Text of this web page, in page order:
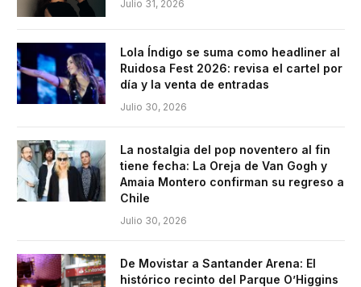
Julio 31, 2026
Lola Índigo se suma como headliner al
Ruidosa Fest 2026: revisa el cartel por
día y la venta de entradas
Julio 30, 2026
La nostalgia del pop noventero al fin
tiene fecha: La Oreja de Van Gogh y
Amaia Montero confirman su regreso a
Chile
Julio 30, 2026
De Movistar a Santander Arena: El
histórico recinto del Parque O’Higgins